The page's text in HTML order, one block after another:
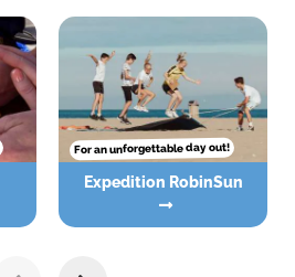
For an unforgettable day out!
Expedition RobinSun